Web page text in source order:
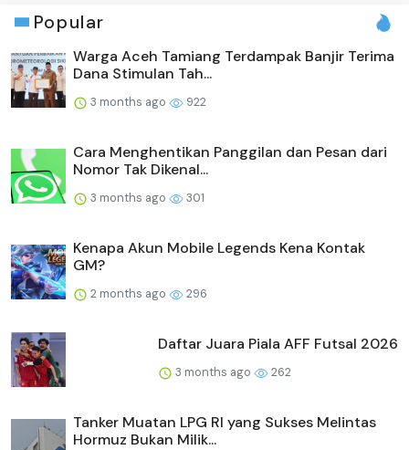
Popular
Warga Aceh Tamiang Terdampak Banjir Terima
Dana Stimulan Tah...
3 months ago 922
Cara Menghentikan Panggilan dan Pesan dari
Nomor Tak Dikenal...
3 months ago 301
Kenapa Akun Mobile Legends Kena Kontak
GM?
2 months ago 296
Daftar Juara Piala AFF Futsal 2026
3 months ago 262
Tanker Muatan LPG RI yang Sukses Melintas
Hormuz Bukan Milik...